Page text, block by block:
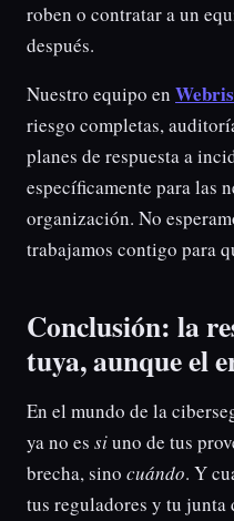
roben o contratar a un
después.
Nuestro equipo en
riesgo completas,
planes de respuesta a
específicamente para las
organización. No
trabajamos contigo para
Conclusión: la
tuya, aunque el
En el mundo de la
ya no es siuno de tus
brecha, sino cuándo. Y
tus reguladores y tu